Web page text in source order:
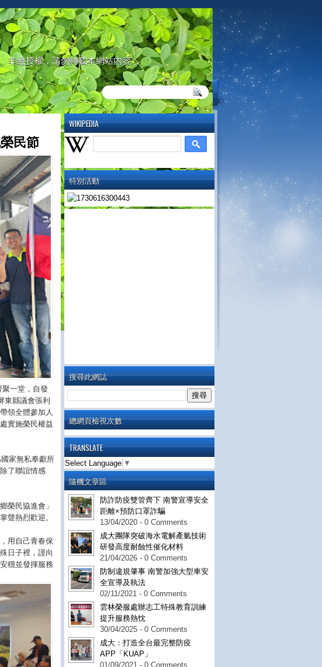
非經授權，請勿轉載本網站內容
WIKIPEDIA
特別活動
搜尋此網誌
總網頁檢視次數
TRANSLATE
Select Language ▼
隨機文章區
防詐防疫雙管齊下 南警宣導安全
距離×預防口罩詐騙
13/04/2020 - 0 Comments
成大團隊突破海水電解產氫技術
研發高度耐蝕性催化材料
21/04/2026 - 0 Comments
防制違規肇事 南警加強大型車安
全宣導及執法
02/11/2021 - 0 Comments
雲林榮服處辦志工特殊教育訓練
提升服務熱忱
30/04/2025 - 0 Comments
成大：打造全台最完整防疫
APP「KUAP」
01/09/2021 - 0 Comments
民節
聚一堂，自發
東縣議會張利
領全體參加人
實施榮民權益
家無私奉獻所
了聯誼情感
榮民協進會」
聲熱烈歡迎。
用自己青春保
日子裡，謹向
穩並發揮服務